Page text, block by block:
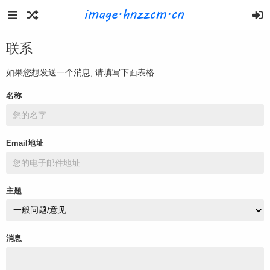
联系
如果您想发送一个消息, 请填写下面表格.
名称
Email地址
主题
消息